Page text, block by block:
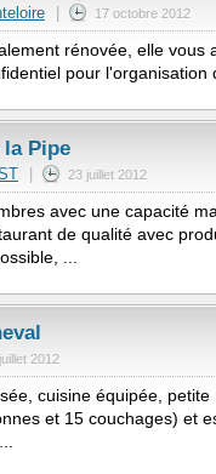
17 octobre 2012
rénovée, elle vous
pour l'organisation
Pipe
23 juillet 2012
avec une capacité
de qualité avec
...
2012
cuisine équipée,
et 15 couchages) et